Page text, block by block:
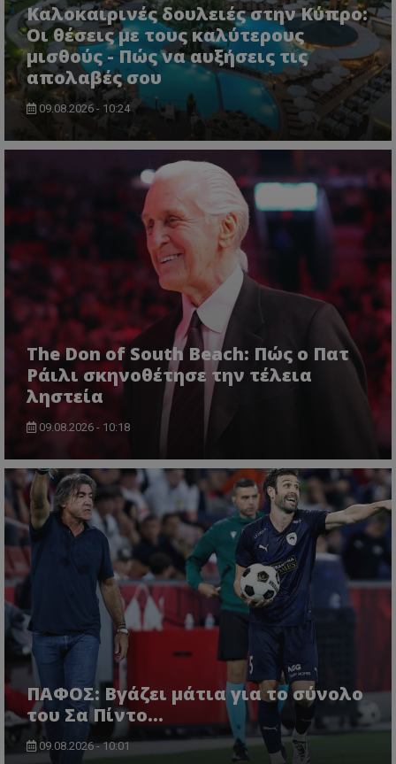
Καλοκαιρινές δουλειές στην Κύπρο:
Οι θέσεις με τους καλύτερους
μισθούς - Πώς να αυξήσεις τις
απολαβές σου
09.08.2026 - 10:24
The Don of South Beach: Πώς ο Πατ
Ράιλι σκηνοθέτησε την τέλεια
ληστεία
09.08.2026 - 10:18
ΠΑΦΟΣ: Βγάζει μάτια για το σύνολο
του Σα Πίντο...
09.08.2026 - 10:01